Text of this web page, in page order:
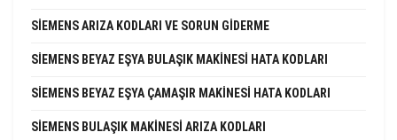
SIEMENS ARIZA KODLARI VE SORUN GIDERME
SIEMENS BEYAZ EŞYA BULAŞIK MAKINESI HATA KODLARI
SIEMENS BEYAZ EŞYA ÇAMAŞIR MAKINESI HATA KODLARI
SIEMENS BULAŞIK MAKINESI ARIZA KODLARI